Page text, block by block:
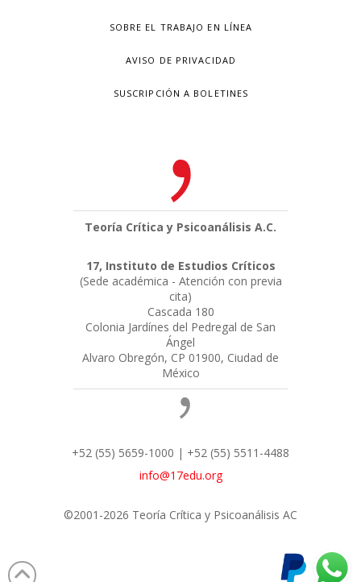
SOBRE EL TRABAJO EN LÍNEA
AVISO DE PRIVACIDAD
SUSCRIPCIÓN A BOLETINES
Teoría Crítica y Psicoanálisis A.C.
17, Instituto de Estudios Críticos
(Sede académica - Atención con previa
cita)
Cascada 180
Colonia Jardínes del Pedregal de San
Ángel
Alvaro Obregón, CP 01900, Ciudad de
México
+52 (55) 5659-1000 | +52 (55) 5511-4488
info@17edu.org
©2001-2026 Teoría Crítica y Psicoanálisis AC